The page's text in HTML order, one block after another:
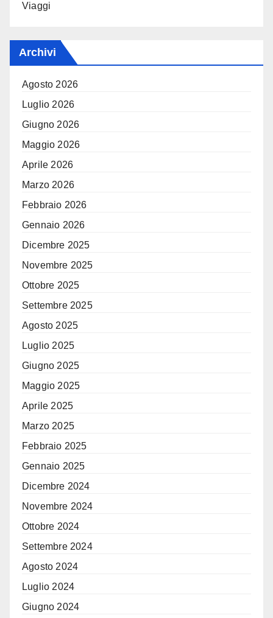
Viaggi
Archivi
Agosto 2026
Luglio 2026
Giugno 2026
Maggio 2026
Aprile 2026
Marzo 2026
Febbraio 2026
Gennaio 2026
Dicembre 2025
Novembre 2025
Ottobre 2025
Settembre 2025
Agosto 2025
Luglio 2025
Giugno 2025
Maggio 2025
Aprile 2025
Marzo 2025
Febbraio 2025
Gennaio 2025
Dicembre 2024
Novembre 2024
Ottobre 2024
Settembre 2024
Agosto 2024
Luglio 2024
Giugno 2024